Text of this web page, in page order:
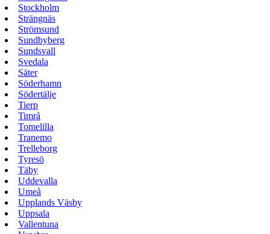
Stockholm
Strängnäs
Strömsund
Sundbyberg
Sundsvall
Svedala
Säter
Söderhamn
Södertälje
Tierp
Timrå
Tomelilla
Tranemo
Trelleborg
Tyresö
Täby
Uddevalla
Umeå
Upplands Väsby
Uppsala
Vallentuna